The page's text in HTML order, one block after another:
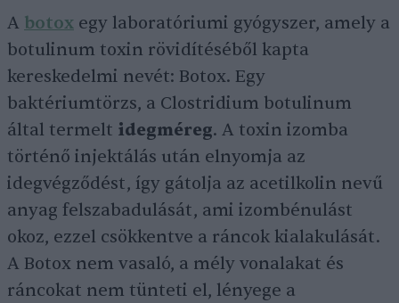
A botox egy laboratóriumi gyógyszer, amely a
botulinum toxin rövidítéséből kapta
kereskedelmi nevét: Botox. Egy
baktériumtörzs, a Clostridium botulinum
által termelt idegméreg. A toxin izomba
történő injektálás után elnyomja az
idegvégződést, így gátolja az acetilkolin nevű
anyag felszabadulását, ami izombénulást
okoz, ezzel csökkentve a ráncok kialakulását.
A Botox nem vasaló, a mély vonalakat és
ráncokat nem tünteti el, lényege a